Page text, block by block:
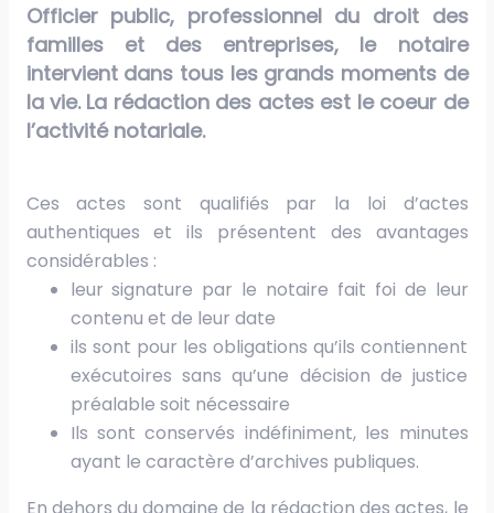
Officier public, professionnel du droit des
familles et des entreprises, le notaire
intervient dans tous les grands moments de
la vie. La rédaction des actes est le coeur de
l’activité notariale.
Ces actes sont qualifiés par la loi d’actes
authentiques et ils présentent des avantages
considérables :
leur signature par le notaire fait foi de leur
contenu et de leur date
ils sont pour les obligations qu’ils contiennent
exécutoires sans qu’une décision de justice
préalable soit nécessaire
Ils sont conservés indéfiniment, les minutes
ayant le caractère d’archives publiques.
En dehors du domaine de la rédaction des actes, le